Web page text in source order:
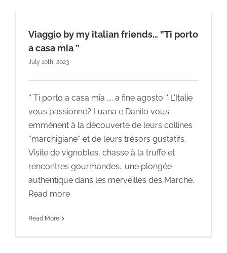
Viaggio by my italian friends… ”Ti porto
a casa mia ”
July 10th, 2023
'' Ti porto a casa mia .... a fine agosto '' L'Italie
vous passionne? Luana e Danilo vous
emmènent à la découverte de leurs collines
''marchigiane'' et de leurs trésors gustatifs.
Visite de vignobles, chasse à la truffe et
rencontres gourmandes.. une plongée
authentique dans les merveilles des Marche.
Read more
Read More